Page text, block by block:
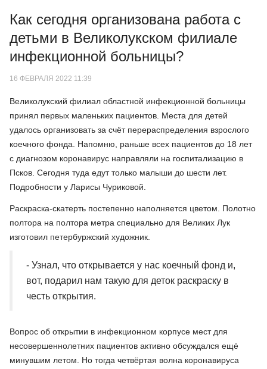
Как сегодня организована работа с
детьми в Великолукском филиале
инфекционной больницы?
16 ФЕВРАЛЯ 2022 11:39
Великолукский филиал областной инфекционной больницы
принял первых маленьких пациентов. Места для детей
удалось организовать за счёт перераспределения взрослого
коечного фонда. Напомню, раньше всех пациентов до 18 лет
с диагнозом коронавирус направляли на госпитализацию в
Псков. Сегодня туда едут только малыши до шести лет.
Подробности у Ларисы Чуриковой.
Раскраска-скатерть постепенно наполняется цветом. Полотно
полтора на полтора метра специально для Великих Лук
изготовил петербуржский художник.
- Узнал, что открывается у нас коечный фонд и,
вот, подарил нам такую для деток раскраску в
честь открытия.
Вопрос об открытии в инфекционном корпусе мест для
несовершеннолетних пациентов активно обсуждался ещё
минувшим летом. Но тогда четвёртая волна коронавируса